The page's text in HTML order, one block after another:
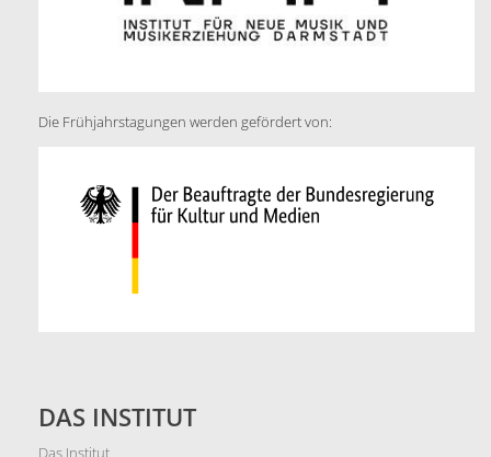
Die Frühjahrstagungen werden gefördert von:
DAS INSTITUT
Das Institut